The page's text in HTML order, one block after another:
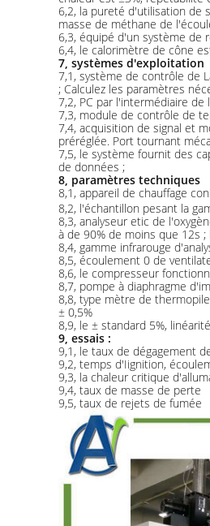
6,2, la pureté d'utilisation de
masse de méthane de
6,3, équipé d'un système de
6,4, le calorimètre de cône
7, systèmes d'exploitation
7,1, système de contrôle de
; Calculez les paramètres
7,2, PC par l'intermédiaire
7,3, module de contrôle de
7,4, acquisition de signal et
préréglée. Port tournant
7,5, le système fournit des
de données ;
8, paramètres techniques
8,1, appareil de chauffage
8,2, l'échantillon pesant la
8,3, analyseur etic de
à de 90% de moins que 12s
8,4, gamme infrarouge
8,5, écoulement 0 de
8,6, le compresseur
8,7, pompe à diaphragme
8,8, type mètre de
± 0,5%
8,9, le ± standard 5%,
9, essais :
9,1, le taux de dégagement
9,2, temps d'Iignition,
9,3, la chaleur critique
9,4, taux de masse de perte
9,5, taux de rejets de fumée